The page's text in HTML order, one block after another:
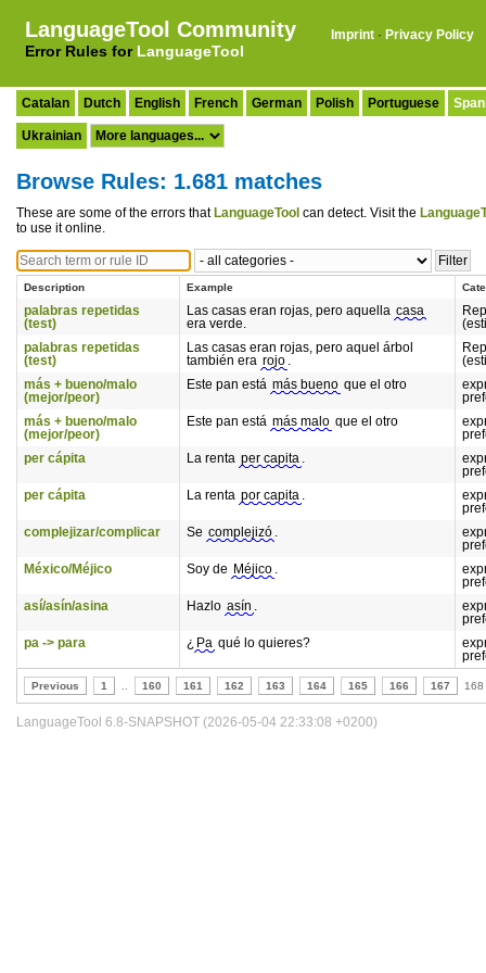
LanguageTool Community
Error Rules for LanguageTool
Imprint · Privacy Policy
Catalan Dutch English French German Polish Portuguese
Ukrainian
Browse Rules: 1.681 matches
These are some of the errors that LanguageTool can detect. Visit the
to use it online.
Description Example
palabras repetidas
(test)
Las casas eran rojas, pero aquella casa
era verde.
palabras repetidas
(test)
Las casas eran rojas, pero aquel árbol
también era rojo .
más + bueno/malo
(mejor/peor)
Este pan está más bueno que el otro
más + bueno/malo
(mejor/peor)
Este pan está más malo que el otro
per cápita
La renta per capita .
per cápita
La renta por capita .
complejizar/complicar
Se complejizó .
México/Méjico
Soy de Méjico .
así/asín/asina
Hazlo asín .
pa -> para
¿ Pa qué lo quieres?
Previous 1 160 161 162 163 164 165 166 167 168
LanguageTool 6.8-SNAPSHOT (2026-05-04 22:33:08 +0200)